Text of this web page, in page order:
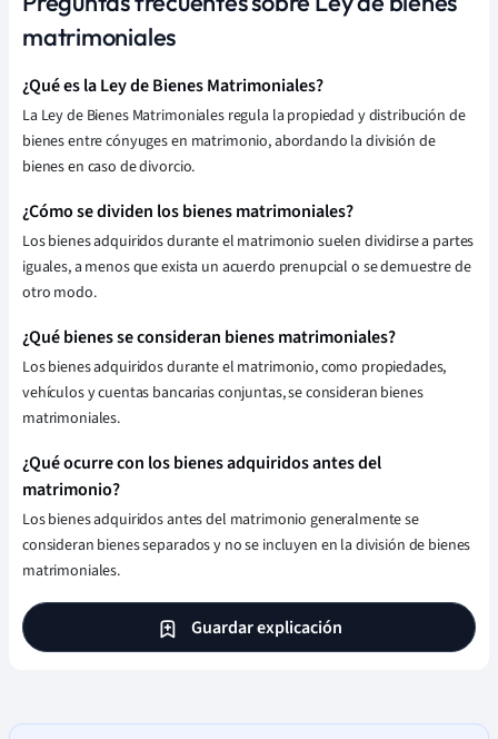
matrimoniales
¿Qué es la Ley de Bienes Matrimoniales?
La Ley de Bienes Matrimoniales regula la propiedad y distribución de
bienes entre cónyuges en matrimonio, abordando la división de
bienes en caso de divorcio.
¿Cómo se dividen los bienes matrimoniales?
Los bienes adquiridos durante el matrimonio suelen dividirse a partes
iguales, a menos que exista un acuerdo prenupcial o se demuestre de
otro modo.
¿Qué bienes se consideran bienes matrimoniales?
Los bienes adquiridos durante el matrimonio, como propiedades,
vehículos y cuentas bancarias conjuntas, se consideran bienes
matrimoniales.
¿Qué ocurre con los bienes adquiridos antes del
matrimonio?
Los bienes adquiridos antes del matrimonio generalmente se
consideran bienes separados y no se incluyen en la división de bienes
matrimoniales.
Guardar explicación